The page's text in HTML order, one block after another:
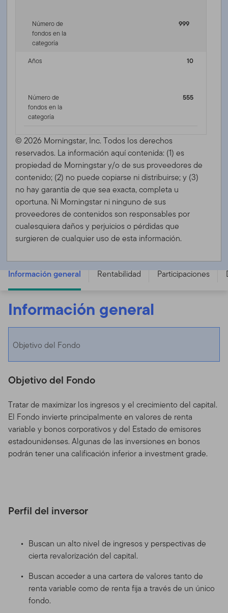
Número de
fondos en la
categoría
999
Años 10
Número de
fondos en la
categoría
555
© 2026 Morningstar, Inc. Todos los derechos
reservados. La información aquí contenida: (1) es
propiedad de Morningstar y/o de sus proveedores de
contenido; (2) no puede copiarse ni distribuirse; y (3)
no hay garantía de que sea exacta, completa u
oportuna. Ni Morningstar ni ninguno de sus
proveedores de contenidos son responsables por
cualesquiera daños y perjuicios o pérdidas que
surgieren de cualquier uso de esta información.
Información general Rentabilidad Participaciones
Información general
Objetivo del Fondo
Objetivo del Fondo
Tratar de maximizar los ingresos y el crecimiento del capital.
El Fondo invierte principalmente en valores de renta
variable y bonos corporativos y del Estado de emisores
estadounidenses. Algunas de las inversiones en bonos
podrán tener una calificación inferior a investment grade.
Perfil del inversor
Buscan un alto nivel de ingresos y perspectivas de
cierta revalorización del capital.
Buscan acceder a una cartera de valores tanto de
renta variable como de renta fija a través de un único
fondo.